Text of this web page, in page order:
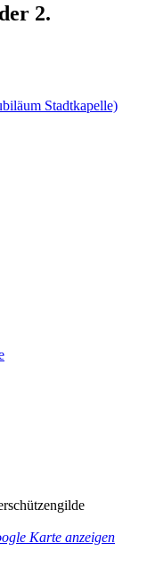
2.
Stadtkapelle)
Karte anzeigen